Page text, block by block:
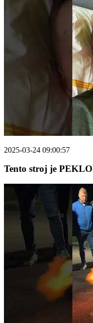
2025-03-24 09:00:57
Tento stroj je PEKLO